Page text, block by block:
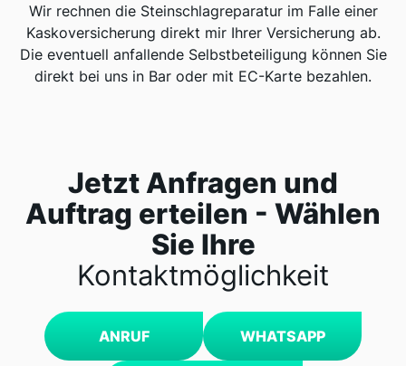
Wir rechnen die Steinschlagreparatur im Falle einer
Kaskoversicherung direkt mir Ihrer Versicherung ab.
Die eventuell anfallende Selbstbeteiligung können Sie
direkt bei uns in Bar oder mit EC-Karte bezahlen.
Jetzt Anfragen und
Auftrag erteilen - Wählen
Sie Ihre
Kontaktmöglichkeit
ANRUF WHATSAPP